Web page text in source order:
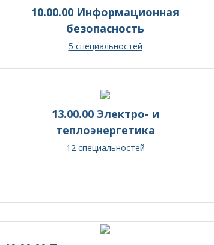
10.00.00 Информационная
безопасность
5 специальностей
13.00.00 Электро- и
теплоэнергетика
12 специальностей